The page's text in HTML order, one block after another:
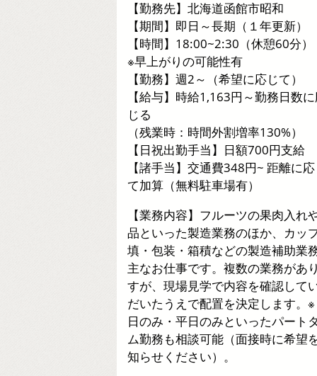
【勤務先】北海道函館市昭和
【期間】即日～長期（１年更新）
【時間】18:00~2:30（休憩60分）
※早上がりの可能性有
【勤務】週2～（希望に応じて）
【給与】時給1,163円～勤務日数
じる
（残業時：時間外割増率130%）
【日祝出勤手当】日額700円支給
【諸手当】交通費348円~ 距離に
て加算（無料駐車場有）
【業務内容】フルーツの果肉入れ
品といった製造業務のほか、カッ
填・包装・箱積などの製造補助業
主なお仕事です。複数の業務があ
すが、現場見学で内容を確認して
だいたうえで配置を決定します。
日のみ・平日のみといったパート
ム勤務も相談可能（面接時に希望
知らせください）。